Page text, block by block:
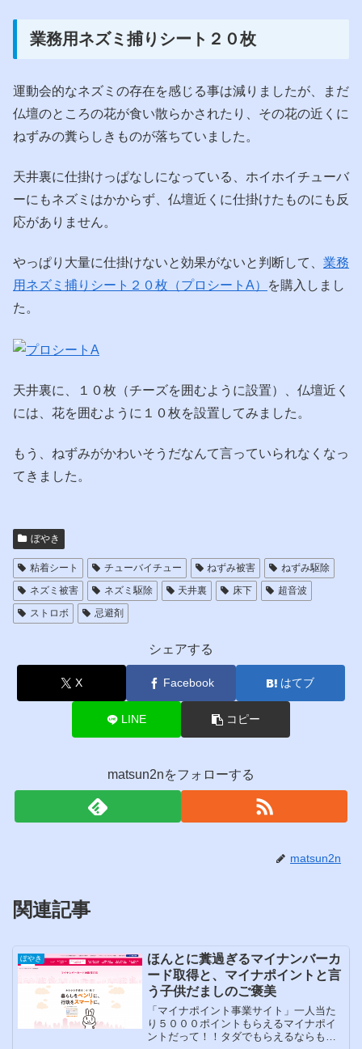
業務用ネズミ捕りシート２０枚
運動会的なネズミの存在を感じる事は減りましたが、まだ
仏壇のところの花が食い散らかされたり、その花の近くに
ねずみの糞らしきものが落ちていました。
天井裏に仕掛けっぱなしになっている、ホイホイチューバ
ーにもネズミはかからず、仏壇近くに仕掛けたものにも反
応がありません。
やっぱり大量に仕掛けないと効果がないと判断して、 業務
用ネズミ捕りシート２０枚（プロシートA）
を購入しまし
た。
天井裏に、１０枚（チーズを囲むように設置）、仏壇近く
には、花を囲むように１０枚を設置してみました。
もう、ねずみがかわいそうだなんて言っていられなくなっ
てきました。
ぼやき
粘着シート チューバイチュー ねずみ被害
ねずみ駆除
ネズミ被害
ネズミ駆除 天井裏 床下
超音波
ストロボ
忌避剤
シェアする
X Facebook はてブ
LINE コピー
matsun2nをフォローする
matsun2n
関連記事
ぼやき
ほんとに糞過ぎるマイナンバーカ
ード取得と、マイナポイントと言
う子供だましのご褒美
「マイナポイント事業サイト」一人当た
り５０００ポイントもらえるマイナポイ
ントだって！！タダでもらえるならもら